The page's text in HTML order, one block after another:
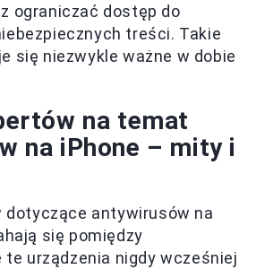
ograniczać dostęp do
treści. Takie
się niezwykle ważne w dobie
na temat
na iPhone – mity i
dotyczące antywirusów na
się pomiędzy
te urządzenia nigdy wcześniej